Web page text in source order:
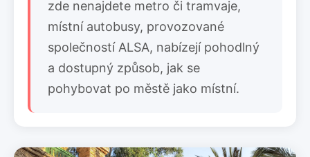
zde nenajdete metro či tramvaje,
místní autobusy, provozované
společností ALSA, nabízejí pohodlný
a dostupný způsob, jak se
pohybovat po městě jako místní.